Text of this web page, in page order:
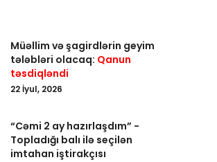
Müəllim və şagirdlərin geyim
tələbləri olacaq: Qanun
təsdiqləndi
22 İyul, 2026
“Cəmi 2 ay hazırlaşdım” -
Topladığı balı ilə seçilən
imtahan iştirakçısı